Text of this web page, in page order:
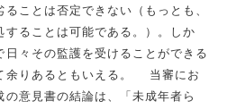
ことは否定できない（もっとも、
ることは可能である。）。しか
日々その監護を受けることができる
余りあるともいえる。 当審にお
意見書の結論は、「未成年者ら